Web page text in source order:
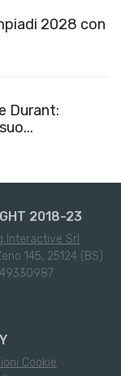
2028 con
Durant:
2018-23
Interactive Srl
145, 25124 (BS)
Cookie